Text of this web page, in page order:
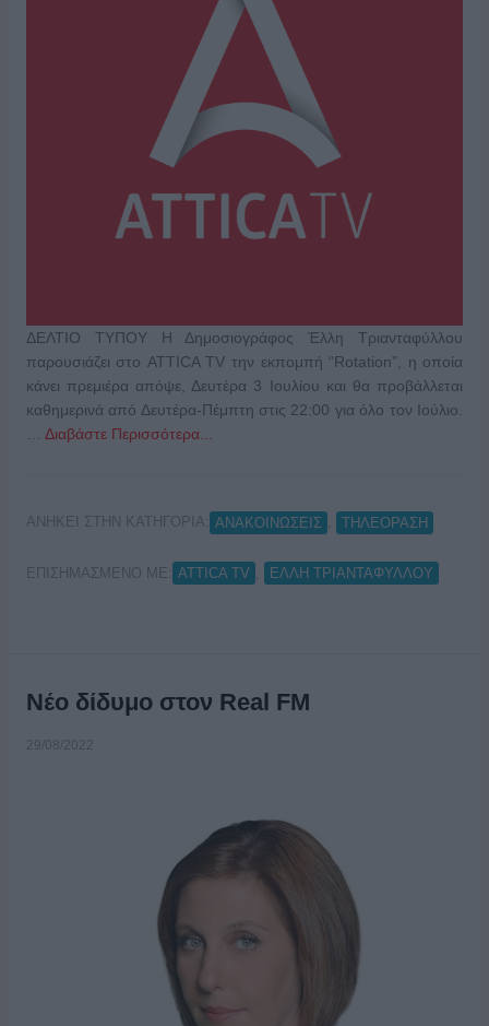
ΔΕΛΤΙΟ ΤΥΠΟΥ Η Δημοσιογράφος Έλλη Τριανταφύλλου
παρουσιάζει στο ATTICA TV την εκπομπή “Rotation”, η οποία
κάνει πρεμιέρα απόψε, Δευτέρα 3 Ιουλίου και θα προβάλλεται
καθημερινά από Δευτέρα-Πέμπτη στις 22:00 για όλο τον Ιούλιο.
Διαβάστε Περισσότερα...
ΑΝΗΚΕΙ ΣΤΗΝ ΚΑΤΗΓΟΡΙΑ: ΑΝΑΚΟΙΝΩΣΕΙΣ ΤΗΛΕΟΡΑΣΗ
ΕΠΙΣΗΜΑΣΜΕΝΟ ΜΕ: ATTICA TV ΕΛΛΗ ΤΡΙΑΝΤΑΦΥΛΛΟΥ
Νέο δίδυμο στον Real FM
29/08/2022